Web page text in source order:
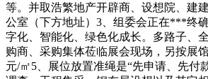
等。并取浩繁地产开辟商、设想院、建
公室（下方地址）3、组委会正在***终
字化、智能化、绿色化成长。多路子、
购商、采购集体莅临展会现场，另按展
元/㎡5、展位放置准绳是“先申请、先付